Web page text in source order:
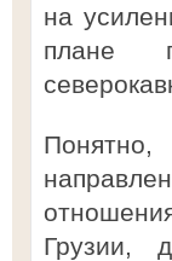
на
плане
Понятно,
Грузии,